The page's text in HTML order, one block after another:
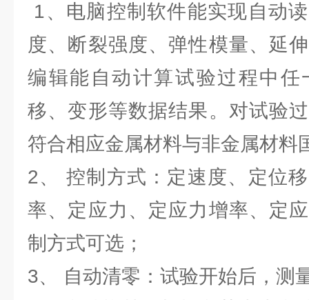
1、电脑控制软件能实现自动
度、断裂强度、弹性模量、延
编辑能自动计算试验过程中任
移、变形等数据结果。对试验
符合相应金属材料与非金属材料
2、 控制方式：定速度、定位
率、定应力、定应力增率、定
制方式可选；
3、 自动清零：试验开始后，测